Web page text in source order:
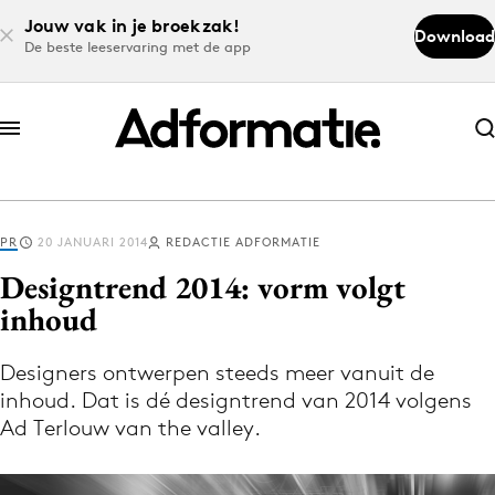
Jouw vak in je broekzak!
De beste leeservaring met de app
Download
Abonneer nu
Abonneer nu
Log in
Volg het laatste nieuws via de Adformatie
Nieuws app
PR 20 JANUARI 2014 REDACTIE ADFORMATIE
Designtrend 2014: vorm volgt
inhoud
Designers ontwerpen steeds meer vanuit de
inhoud. Dat is dé designtrend van 2014 volgens
Ad Terlouw van the valley.